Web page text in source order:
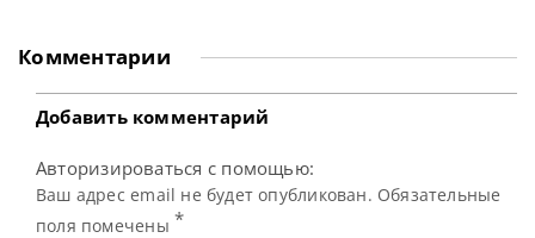
снукера узнал о завершении карьеры известного рефери
Яна Верхаса. Голландский судья, начавший свою карьеру
в 1991 году, за годы работы стал
Комментарии
Добавить комментарий
Авторизироваться с помощью:
Ваш адрес email не будет опубликован. Обязательные
поля помечены *